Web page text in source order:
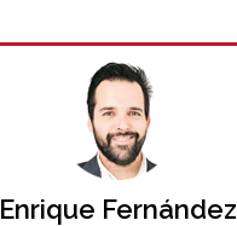
Enrique Fernández